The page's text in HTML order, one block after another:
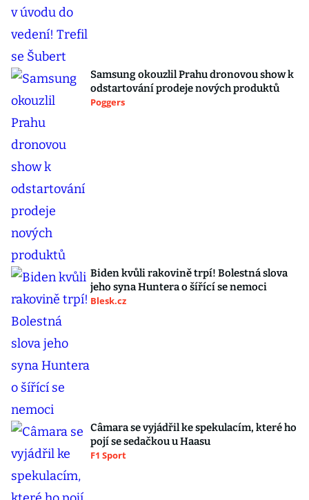
Samsung okouzlil Prahu dronovou show k
odstartování prodeje nových produktů
Poggers
Biden kvůli rakovině trpí! Bolestná slova
jeho syna Huntera o šířící se nemoci
Blesk.cz
Câmara se vyjádřil ke spekulacím, které ho
pojí se sedačkou u Haasu
F1 Sport